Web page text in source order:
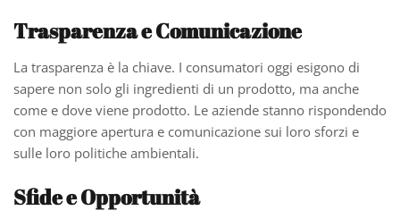
Trasparenza e Comunicazione
La trasparenza è la chiave. I consumatori oggi esigono di
sapere non solo gli ingredienti di un prodotto, ma anche
come e dove viene prodotto. Le aziende stanno rispondendo
con maggiore apertura e comunicazione sui loro sforzi e
sulle loro politiche ambientali.
Sfide e Opportunità